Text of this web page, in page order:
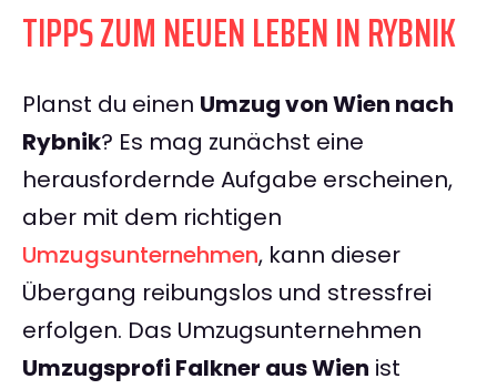
TIPPS ZUM NEUEN LEBEN IN RYBNIK
Planst du einen Umzug von Wien nach
Rybnik? Es mag zunächst eine
herausfordernde Aufgabe erscheinen,
aber mit dem richtigen
Umzugsunternehmen, kann dieser
Übergang reibungslos und stressfrei
erfolgen. Das Umzugsunternehmen
Umzugsprofi Falkner aus Wien ist